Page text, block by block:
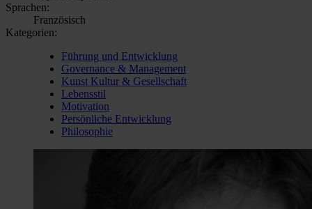
Sprachen:
Französisch
Kategorien:
Führung und Entwicklung
Governance & Management
Kunst Kultur & Gesellschaft
Lebensstil
Motivation
Persönliche Entwicklung
Philosophie